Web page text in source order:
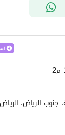
جنوب الرياض، الرياض